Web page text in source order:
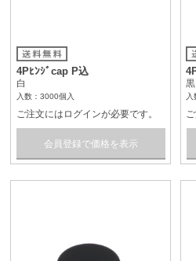
4Pﾋﾝｼﾞcap P込
白
入数：3000個入
ご注文にはログインが必要です。
会員登録で価格を表示
黒